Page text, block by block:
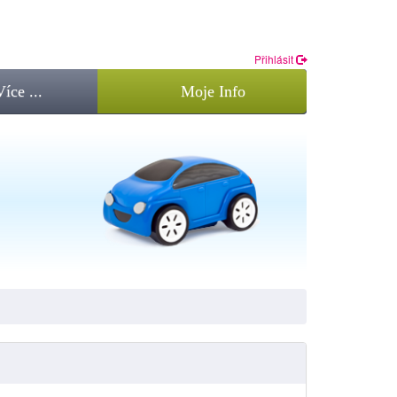
Přihlásit
... Moje Info